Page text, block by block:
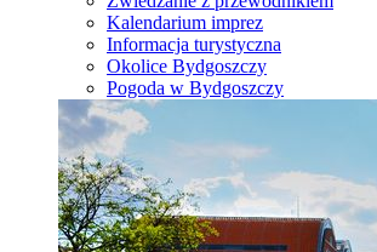
Kalendarium imprez
Informacja turystyczna
Okolice Bydgoszczy
Pogoda w Bydgoszczy